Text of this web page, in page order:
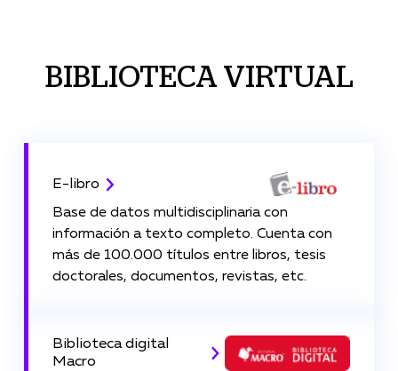
BIBLIOTECA VIRTUAL
E-libro
Base de datos multidisciplinaria con
información a texto completo. Cuenta con
más de 100.000 títulos entre libros, tesis
doctorales, documentos, revistas, etc.
Biblioteca digital
Macro